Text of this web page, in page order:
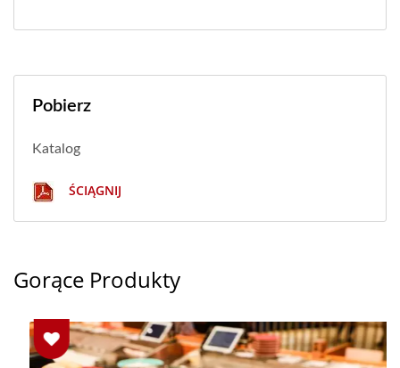
Pobierz
Katalog
ŚCIĄGNIJ
Gorące Produkty